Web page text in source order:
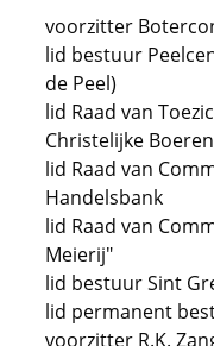
voorzitter
lid bestuur
de Peel)
lid Raad van
Christelijke
lid Raad van
Handelsbank
lid Raad van
Meierij"
lid bestuur Sint
lid permanent
voorzitter R.K.